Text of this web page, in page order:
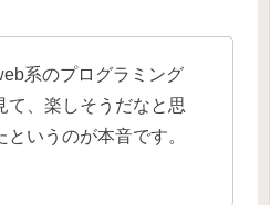
系のプログラミング
て、楽しそうだなと思
というのが本音です。